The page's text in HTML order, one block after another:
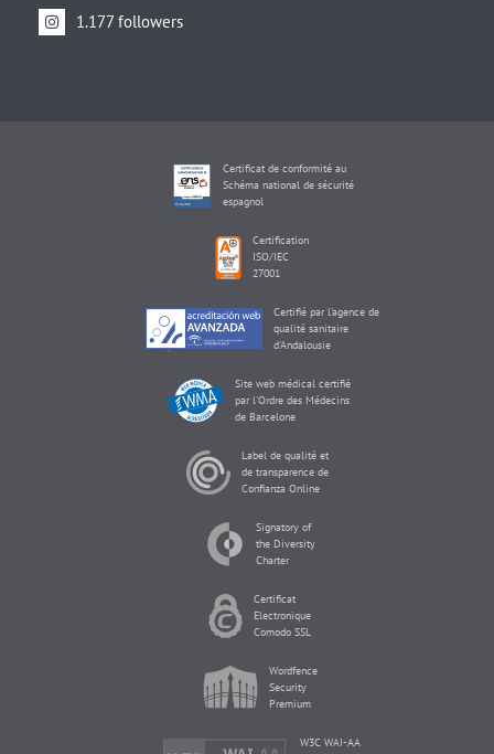
1.177 followers
Certificat de conformité au
Schéma national de sécurité
espagnol
Certification
ISO/IEC
27001
Certifié par l'agence de
qualité sanitaire
d'Andalousie
Site web médical certifié
par l'Ordre des Médecins
de Barcelone
Label de qualité et
de transparence de
Confianza Online
Signatory of
the Diversity
Charter
Certificat
Electronique
Comodo SSL
Wordfence
Security
Premium
W3C WAI-AA